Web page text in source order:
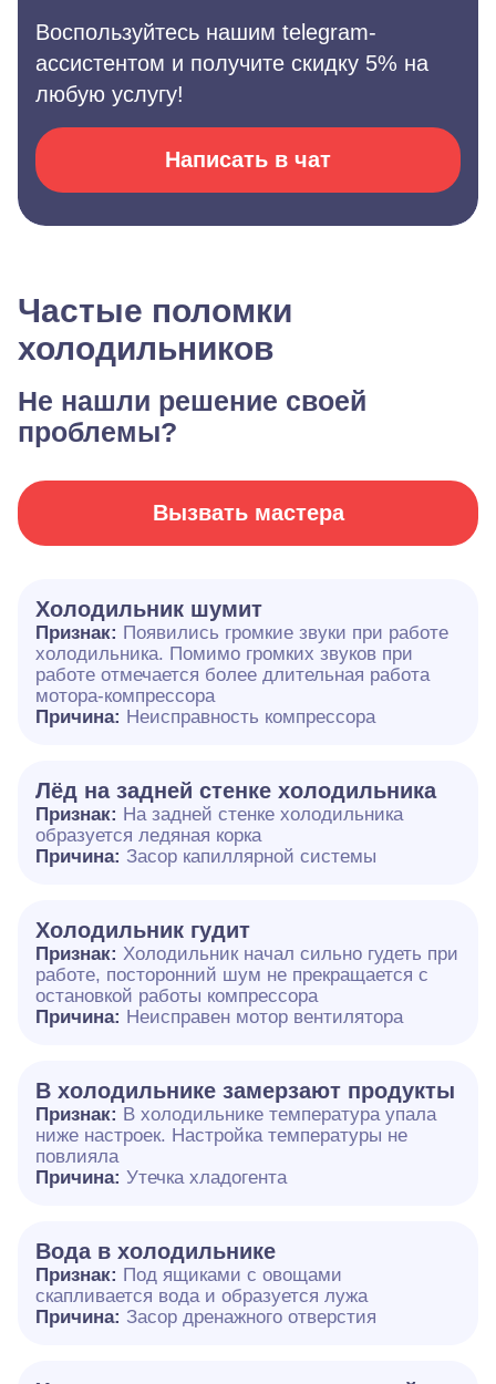
Воспользуйтесь нашим telegram-
ассистентом и получите скидку 5% на
любую услугу!
Написать в чат
Частые поломки
холодильников
Не нашли решение своей
проблемы?
Вызвать мастера
Холодильник шумит
Признак: Появились громкие звуки при работе
холодильника. Помимо громких звуков при
работе отмечается более длительная работа
мотора-компрессора
Причина: Неисправность компрессора
Лёд на задней стенке холодильника
Признак: На задней стенке холодильника
образуется ледяная корка
Причина: Засор капиллярной системы
Холодильник гудит
Признак: Холодильник начал сильно гудеть при
работе, посторонний шум не прекращается с
остановкой работы компрессора
Причина: Неисправен мотор вентилятора
В холодильнике замерзают продукты
Признак: В холодильнике температура упала
ниже настроек. Настройка температуры не
повлияла
Причина: Утечка хладогента
Вода в холодильнике
Признак: Под ящиками с овощами
скапливается вода и образуется лужа
Причина: Засор дренажного отверстия